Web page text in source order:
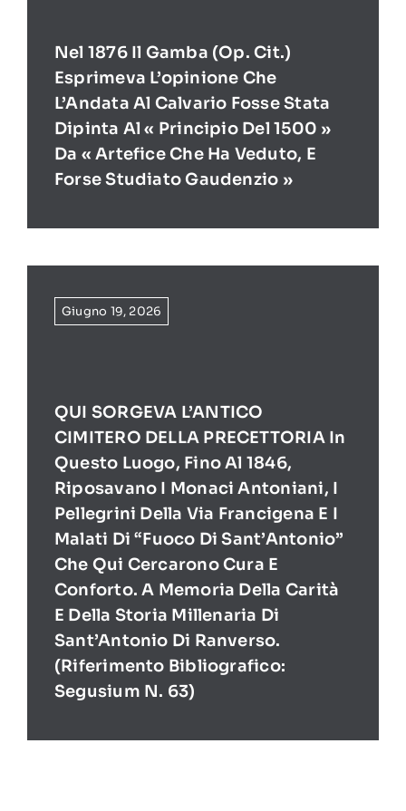
Nel 1876 Il Gamba (op. Cit.)
Esprimeva L’opinione Che
L’Andata Al Calvario Fosse Stata
Dipinta Al « Principio Del 1500 »
Da « Artefice Che Ha Veduto, E
Forse Studiato Gaudenzio »
Giugno 19, 2026
QUI SORGEVA L’ANTICO
CIMITERO DELLA PRECETTORIA In
Questo Luogo, Fino Al 1846,
Riposavano I Monaci Antoniani, I
Pellegrini Della Via Francigena E I
Malati Di “Fuoco Di Sant’Antonio”
Che Qui Cercarono Cura E
Conforto. A Memoria Della Carità
E Della Storia Millenaria Di
Sant’Antonio Di Ranverso.
(Riferimento Bibliografico:
Segusium N. 63)